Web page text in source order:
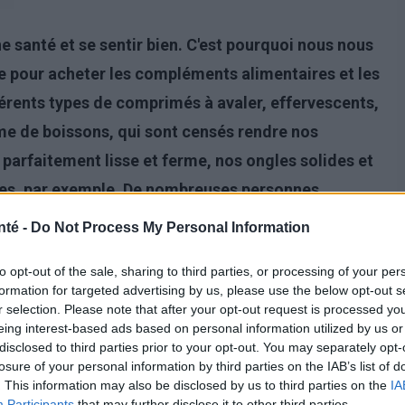
- Do Not Process My Personal Information
opt-out of the sale, sharing to third parties, or processing of your
for targeted advertising by us, please use the below opt-out
selection. Please note that after your opt-out request is processed
interest-based ads based on personal information utilized by us
to third parties prior to your opt-out. You may separately
of your personal information by third parties on the IAB’s list of
This information may also be disclosed by us to third parties on the
santé et se sentir bien. C'est pourquoi nous nous
pour acheter les compléments alimentaires et les
types de comprimés à avaler, effervescents,
de boissons, qui sont censés rendre nos
lisse et ferme, nos ongles solides et
par exemple. De nombreuses personnes
minéraux pour améliorer la circulation
de sommeil ou le stress.
suppléments de toutes sortes, disponibles en
être toxique pour notre organisme. Les médecins
l'excès de vitamines. Malheureusement,
Qu'est-ce que l'hypervitaminose ? Quels